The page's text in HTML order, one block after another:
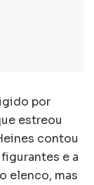
por
estreou
contou
e a
elenco, mas